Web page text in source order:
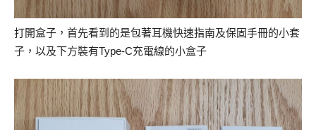
打開盒子，首先看到的是包著耳機快速指南及保固手冊的小套
子，以及下方裝有Type-C充電線的小盒子